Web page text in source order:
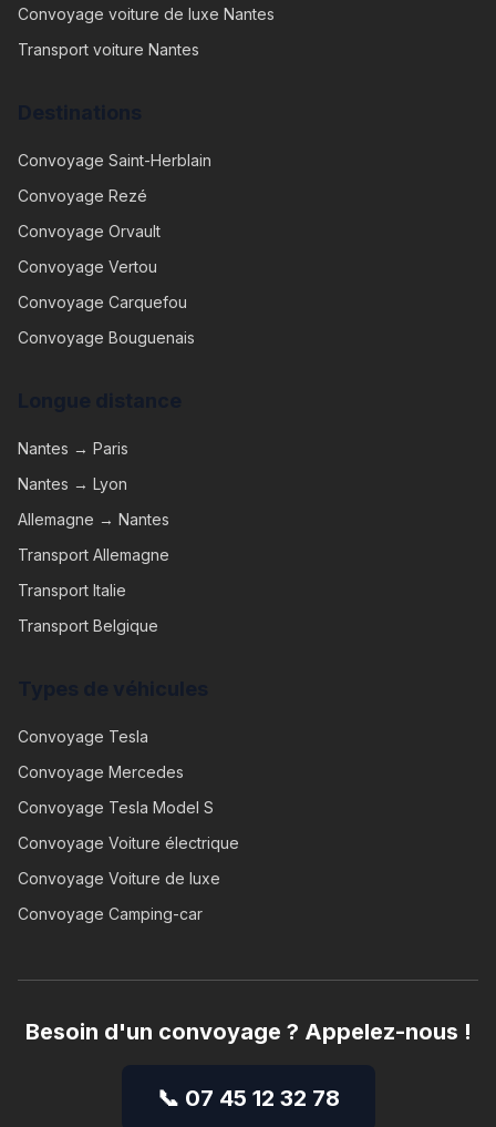
Convoyage voiture de luxe Nantes
Transport voiture Nantes
Convoyage Saint-Herblain
Convoyage Rezé
Convoyage Orvault
Convoyage Vertou
Convoyage Carquefou
Convoyage Bouguenais
Nantes → Paris
Nantes → Lyon
Allemagne → Nantes
Transport Allemagne
Transport Italie
Transport Belgique
Convoyage Tesla
Convoyage Mercedes
Convoyage Tesla Model S
Convoyage Voiture électrique
Convoyage Voiture de luxe
Convoyage Camping-car
Besoin d'un convoyage ? Appelez-nous !
📞 07 45 12 32 78